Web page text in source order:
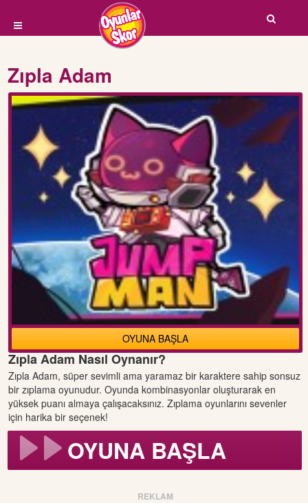
Zıpla Adam
OYUNA BAŞLA
Zıpla Adam Nasıl Oynanır?
Zıpla Adam, süper sevimli ama yaramaz bir karaktere sahip sonsuz
bir zıplama oyunudur. Oyunda kombinasyonlar oluşturarak en
yüksek puanı almaya çalışacaksınız. Zıplama oyunlarını sevenler
için harika bir seçenek!
OYUNA BAŞLA
REKLAM